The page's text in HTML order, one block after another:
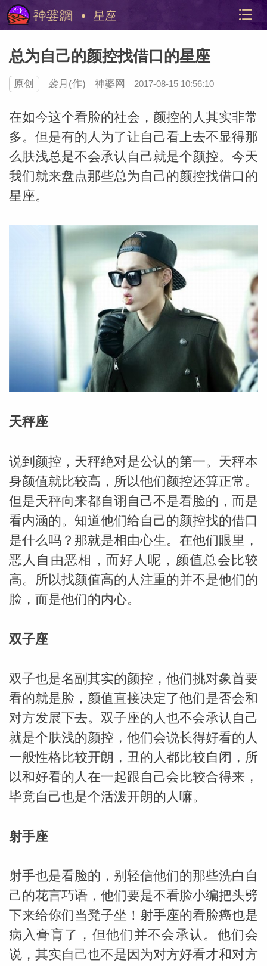
美国神
婆星座
网
星座
站内导
航
总为自己的颜控找借口的星座
原创 袭月(作)神婆网 2017-08-15 10:56:10
在如今这个看脸的社会，颜控的人其实非常
多。但是有的人为了让自己看上去不显得那
么肤浅总是不会承认自己就是个颜控。今天
我们就来盘点那些总为自己的颜控找借口的
星座。
天秤座
说到颜控，天秤绝对是公认的第一。天秤本
身颜值就比较高，所以他们颜控还算正常。
但是天秤向来都自诩自己不是看脸的，而是
看内涵的。知道他们给自己的颜控找的借口
是什么吗？那就是相由心生。在他们眼里，
恶人自由恶相，而好人呢，颜值总会比较
高。所以找颜值高的人注重的并不是他们的
脸，而是他们的内心。
双子座
双子也是名副其实的颜控，他们挑对象首要
看的就是脸，颜值直接决定了他们是否会和
对方发展下去。双子座的人也不会承认自己
就是个肤浅的颜控，他们会说长得好看的人
一般性格比较开朗，丑的人都比较自闭，所
以和好看的人在一起跟自己会比较合得来，
毕竟自己也是个活泼开朗的人嘛。
射手座
射手也是看脸的，别轻信他们的那些洗白自
己的花言巧语，他们要是不看脸小编把头劈
下来给你们当凳子坐！射手座的看脸癌也是
病入膏肓了，但他们并不会承认。他们会
说，其实自己也不是因为对方好看才和对方